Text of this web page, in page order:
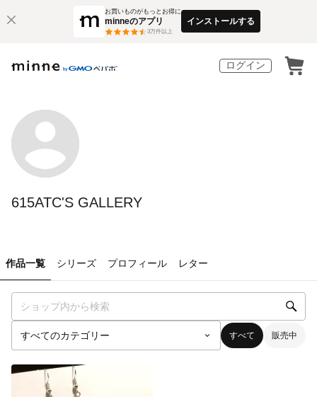
お買いものがもっとお得に
minneのアプリ
3万件以上
インストールする
ログイン
615ATC'S GALLERY
作品一覧 シリーズ プロフィール レター
すべて 販売中